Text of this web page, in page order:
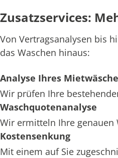
Zusatzservices:
Von Vertragsanalysen bis
das Waschen hinaus:
Analyse Ihres
Wir prüfen Ihre
Waschquotenanalyse
Wir ermitteln Ihre genauen
Kostensenkung
Mit einem auf Sie